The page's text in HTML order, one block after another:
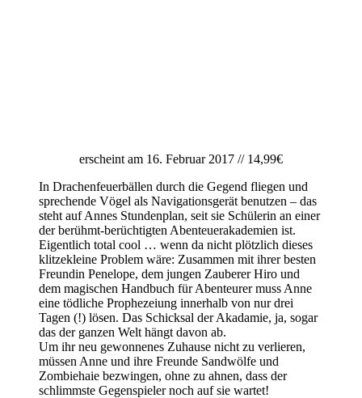
erscheint am 16. Februar 2017 // 14,99€
In Drachenfeuerbällen durch die Gegend fliegen und
sprechende Vögel als Navigationsgerät benutzen – das
steht auf Annes Stundenplan, seit sie Schülerin an einer
der berühmt-berüchtigten Abenteuerakademien ist.
Eigentlich total cool … wenn da nicht plötzlich dieses
klitzekleine Problem wäre: Zusammen mit ihrer besten
Freundin Penelope, dem jungen Zauberer Hiro und
dem magischen Handbuch für Abenteurer muss Anne
eine tödliche Prophezeiung innerhalb von nur drei
Tagen (!) lösen. Das Schicksal der Akadamie, ja, sogar
das der ganzen Welt hängt davon ab.
Um ihr neu gewonnenes Zuhause nicht zu verlieren,
müssen Anne und ihre Freunde Sandwölfe und
Zombiehaie bezwingen, ohne zu ahnen, dass der
schlimmste Gegenspieler noch auf sie wartet!